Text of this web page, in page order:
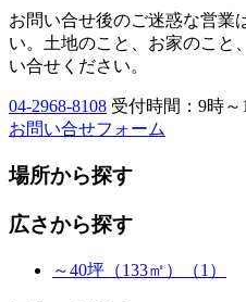
お問い合せ後のご迷惑な営業
い。土地のこと、お家のこと
い合せください。
04-2968-8108 受付時間：9時～
お問い合せフォーム
場所から探す
広さから探す
～40坪（133㎡）（1）